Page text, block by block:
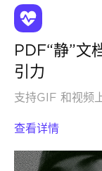
PDF“静”文
引力
支持GIF 和视频
查看详情